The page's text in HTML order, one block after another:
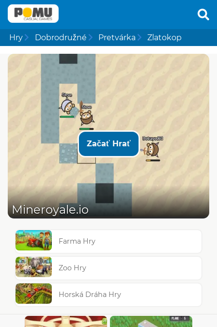
Hry Dobrodružné Pretvárka Zlatokop
Začať Hrať
Mineroyale.io
Farma Hry
Zoo Hry
Horská Dráha Hry